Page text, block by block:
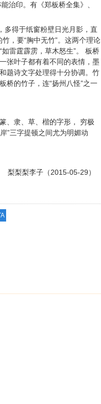
治印。有《郑板桥全集》、
多得于纸窗粉壁日光月影，直
，要“胸中无竹”。这两个理论
雷霆霹雳，草木怒生”。 板桥
张叶子都有着不同的表情，墨
题诗文字处理得十分协调。竹
桥的竹子，连“扬州八怪”之一
、隶、草、楷的字形， 穷极
”三字提顿之间尤为明媚动
梨梨梨李子 （2015-05-29）